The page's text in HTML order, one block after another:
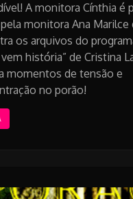
A monitora Cínthia é
monitora Ana Marilce
os arquivos do
história” de Cristina
momentos de tensão e
no porão!